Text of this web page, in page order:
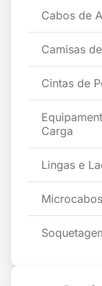
Cabos de
Camisas
Cintas de
Carga
Lingas e